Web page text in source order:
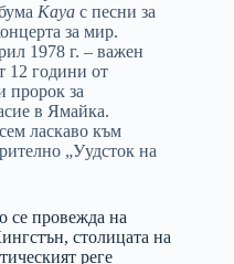
Kaya с песни за
за мир.
1978 г. – важен
12 години от
пророк за
в Ямайка.
ласкаво към
„Уудсток на
се провежда на
столицата на
реге